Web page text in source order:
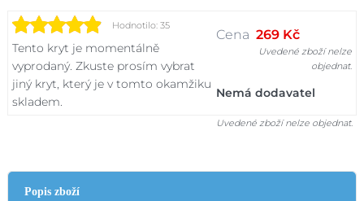
Hodnotilo: 35
Tento kryt je momentálně
vyprodaný. Zkuste prosím vybrat
jiný kryt, který je v tomto okamžiku
skladem.
Cena 269 Kč
Uvedené zboží nelze
objednat.
Nemá dodavatel
Uvedené zboží nelze objednat.
Popis zboží